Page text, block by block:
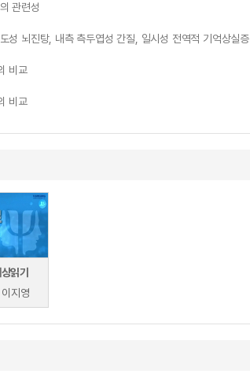
관련성
성 뇌진탕, 내측 측두엽성 간질, 일시성 전역적 기억상실증
비교
비교
읽기
지영